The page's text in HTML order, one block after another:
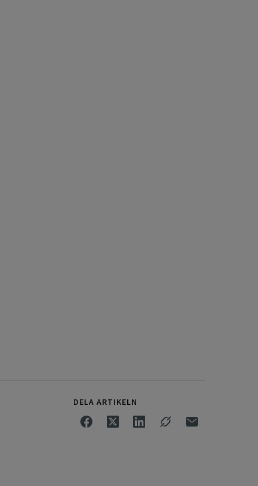
DELA ARTIKELN